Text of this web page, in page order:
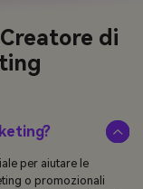
Creatore di
per aiutare le
o promozionali